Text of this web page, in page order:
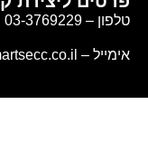
טלפון – 03-3769229
אימייל – support@smartsecc.co.il